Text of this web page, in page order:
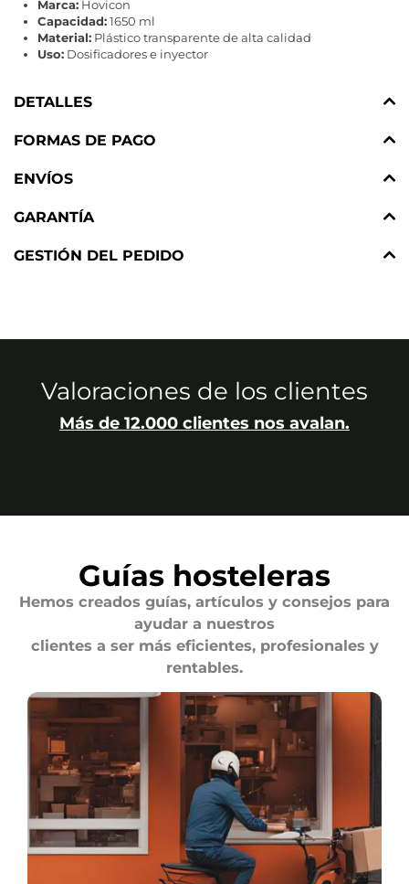
Marca: Hovicon
Capacidad:1650 ml
Material: Plástico transparente de alta calidad
Uso: Dosificadores e inyector
DETALLES
FORMAS DE PAGO
ENVÍOS
GARANTÍA
GESTIÓN DEL PEDIDO
Valoraciones de los clientes
Más de 12.000 clientes nos avalan.
Guías hosteleras
Hemos creados guías, artículos y consejos para
ayudar a nuestros
clientes a ser más eficientes, profesionales y
rentables.